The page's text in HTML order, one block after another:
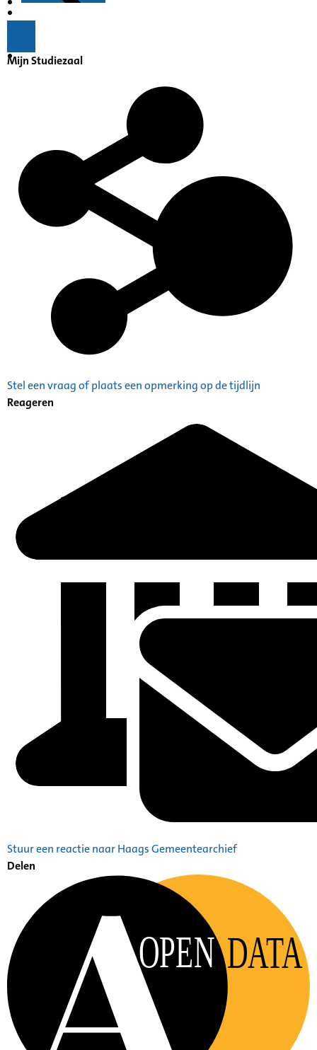
Inventaris
Mijn Studiezaal
Stel een vraag of plaats een opmerking op de tijdlijn
Reageren
Stuur een reactie naar Haags Gemeentearchief
Delen
OPEN DATA